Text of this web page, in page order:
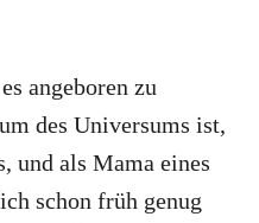
angeboren zu
des Universums ist,
und als Mama eines
schon früh genug